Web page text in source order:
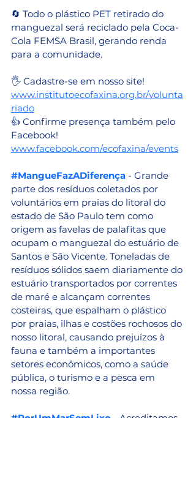
🔄 Todo o plástico PET retirado do
manguezal será reciclado pela Coca-
Cola FEMSA Brasil, gerando renda
para a comunidade.
🖐 Cadastre-se em nosso site!
www.institutoecofaxina.org.br/volunta
riado
👍 Confirme presença também pelo
Facebook!
www.facebook.com/ecofaxina/events
#MangueFazADiferença - Grande
parte dos resíduos coletados por
voluntários em praias do litoral do
estado de São Paulo tem como
origem as favelas de palafitas que
ocupam o manguezal do estuário de
Santos e São Vicente. Toneladas de
resíduos sólidos saem diariamente do
estuário transportados por correntes
de maré e alcançam correntes
costeiras, que espalham o plástico
por praias, ilhas e costões rochosos do
nosso litoral, causando prejuízos à
fauna e também a importantes
setores econômicos, como a saúde
pública, o turismo e a pesca em
nossa região.
#PorUmMarSemLixo - Acreditamos